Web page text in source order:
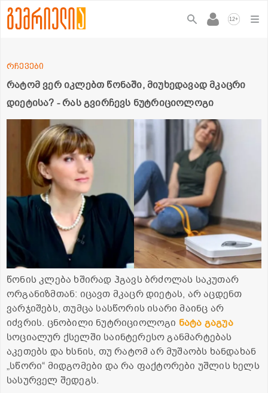
12+
რატომ ვერ იკლებთ წონაში, მიუხედავად მკაცრი
დიეტისა? - რას გვირჩევს ნუტრიციოლოგი
რჩევები
წონის კლება ხშირად ჰგავს ბრძოლას საკუთარ
ორგანიზმთან: იცავთ მკაცრ დიეტას, არ აცდენთ
ვარჯიშებს, თუმცა სასწორის ისარი მაინც არ
იძვრის. ცნობილი ნუტრიციოლოგი ნატა გაგუა
სოციალურ ქსელში საინტერესო განმარტებას
აკეთებს და ხსნის, თუ რატომ არ მუშაობს ხანდახან
„სწორი“ მიდგომები და რა ფაქტორები უშლის ხელს
სასურველ შედეგს.